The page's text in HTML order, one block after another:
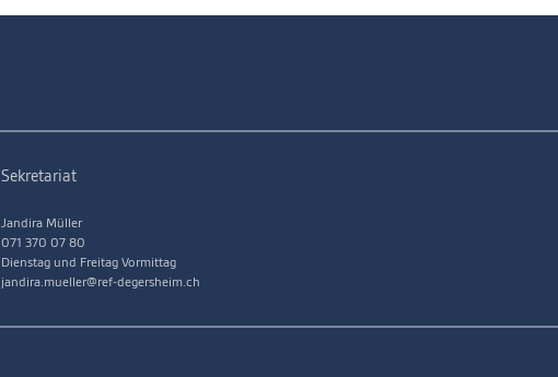
Sekretariat
Jandira Müller
071 370 07 80
Dienstag und Freitag Vormittag
jandira.mueller@ref-degersheim.ch